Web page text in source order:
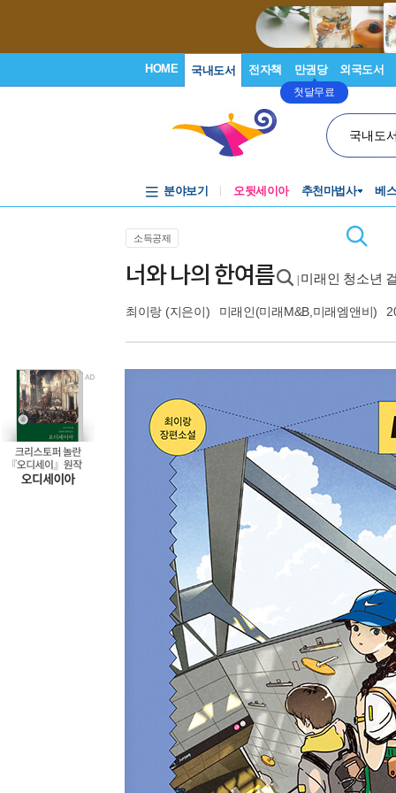
HOME 국내도서 전자책 만권당
첫달무료
외국도서
국내도
분야보기 오뒷세이아 추천마법사 베
소득공제
너와 나의 한여름 미래인 청소년
최이랑 (지은이) 미래인(미래M&B,미래엠앤비)